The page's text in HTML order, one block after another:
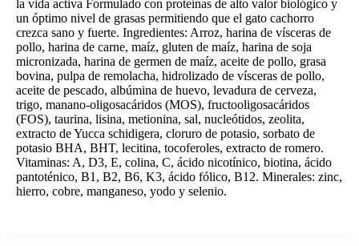
la vida activa Formulado con proteínas de alto valor biológico y
un óptimo nivel de grasas permitiendo que el gato cachorro
crezca sano y fuerte. Ingredientes: Arroz, harina de vísceras de
pollo, harina de carne, maíz, gluten de maíz, harina de soja
micronizada, harina de germen de maíz, aceite de pollo, grasa
bovina, pulpa de remolacha, hidrolizado de vísceras de pollo,
aceite de pescado, albúmina de huevo, levadura de cerveza,
trigo, manano-oligosacáridos (MOS), fructooligosacáridos
(FOS), taurina, lisina, metionina, sal, nucleótidos, zeolita,
extracto de Yucca schidigera, cloruro de potasio, sorbato de
potasio BHA, BHT, lecitina, tocoferoles, extracto de romero.
Vitaminas: A, D3, E, colina, C, ácido nicotínico, biotina, ácido
pantoténico, B1, B2, B6, K3, ácido fólico, B12. Minerales: zinc,
hierro, cobre, manganeso, yodo y selenio.